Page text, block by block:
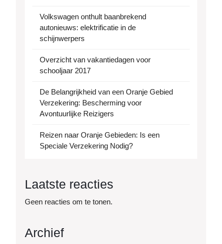
Volkswagen onthult baanbrekend
autonieuws: elektrificatie in de
schijnwerpers
Overzicht van vakantiedagen voor
schooljaar 2017
De Belangrijkheid van een Oranje Gebied
Verzekering: Bescherming voor
Avontuurlijke Reizigers
Reizen naar Oranje Gebieden: Is een
Speciale Verzekering Nodig?
Laatste reacties
Geen reacties om te tonen.
Archief